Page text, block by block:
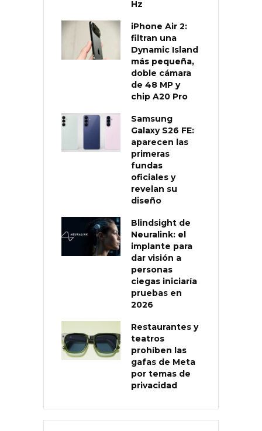
Hz
iPhone Air 2:
filtran una
Dynamic Island
más pequeña,
doble cámara
de 48 MP y
chip A20 Pro
Samsung
Galaxy S26 FE:
aparecen las
primeras
fundas
oficiales y
revelan su
diseño
Blindsight de
Neuralink: el
implante para
dar visión a
personas
ciegas iniciaría
pruebas en
2026
Restaurantes y
teatros
prohíben las
gafas de Meta
por temas de
privacidad